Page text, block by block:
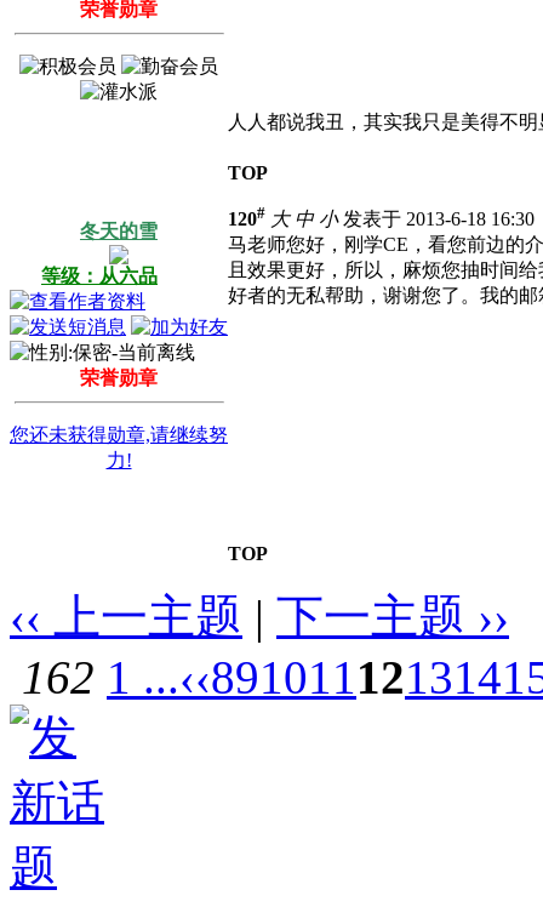
荣誉勋章
人人都说我丑，其实我只是美得不明
TOP
冬天的雪
等级：从六品
荣誉勋章
您还未获得勋章,请继续努
力!
120# 大 中 小发表于 2013-6-18 16:30
马老师您好，刚学CE，看您前边的
且效果更好，所以，麻烦您抽时间
好者的无私帮助，谢谢您了。我的邮
TOP
‹‹ 上一主题 | 下一主题 ››
162 1 ...‹‹891011121314